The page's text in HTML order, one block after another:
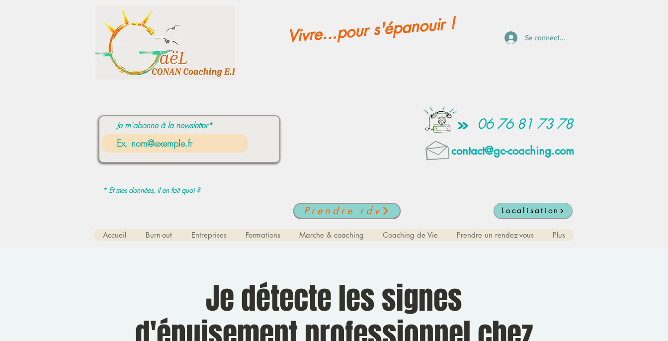
Je m'abonne à la newsletter*
Vivre...pour s'épanouir ! Se connecter
06 76 81 73 78
contact@gc-coaching.com
* Et mes données, il en fait quoi ?
Prendre rdv Localisation
Accueil Burn-out Entreprises Formations Marche & coaching Coaching de Vie Prendre un rendez-vous Plus
Je détecte les signes